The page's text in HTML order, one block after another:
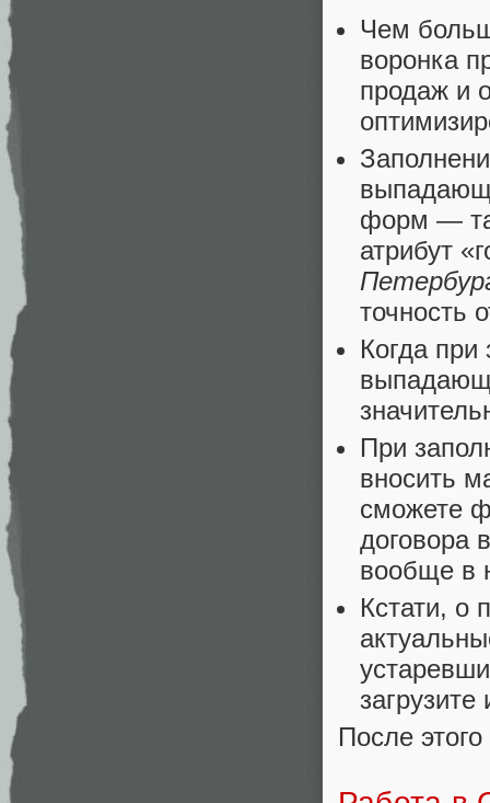
Чем
воронка
продаж и
форм —
атрибут
точность
Когда при
При
вносить
сможете
договора
вообще в
Кстати, о
После